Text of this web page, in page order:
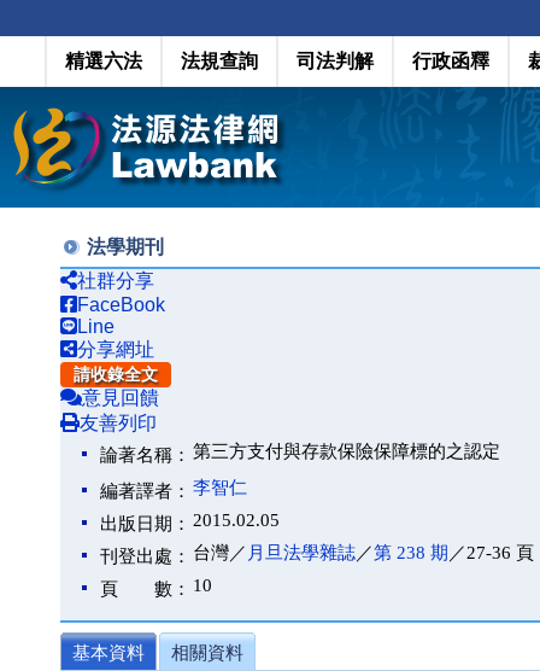
精選六法 法規查詢 司法判解 行政函釋
法學期刊
社群分享
FaceBook
Line
分享網址
請收錄全文
意見回饋
友善列印
論著名稱： 第三方支付與存款保險保障標的之認定
編著譯者： 李智仁
出版日期： 2015.02.05
刊登出處： 台灣／ 月旦法學雜誌／第 238 期 ／27-36 頁
頁 數： 10
基本資料 相關資料